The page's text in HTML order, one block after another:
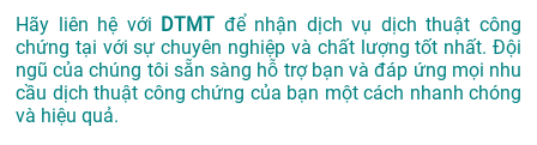
Hãy liên hệ với DTMT để nhận dịch vụ dịch thuật công
chứng tại với sự chuyên nghiệp và chất lượng tốt nhất. Đội
ngũ của chúng tôi sẵn sàng hỗ trợ bạn và đáp ứng mọi nhu
cầu dịch thuật công chứng của bạn một cách nhanh chóng
và hiệu quả.